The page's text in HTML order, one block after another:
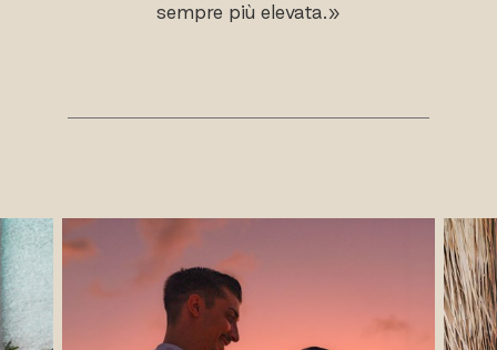
sempre più elevata.»